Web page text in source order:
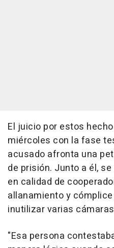
El juicio por estos
miércoles con la fase
acusado afronta una
de prisión. Junto a él,
en calidad de
allanamiento y
inutilizar varias
"Esa persona